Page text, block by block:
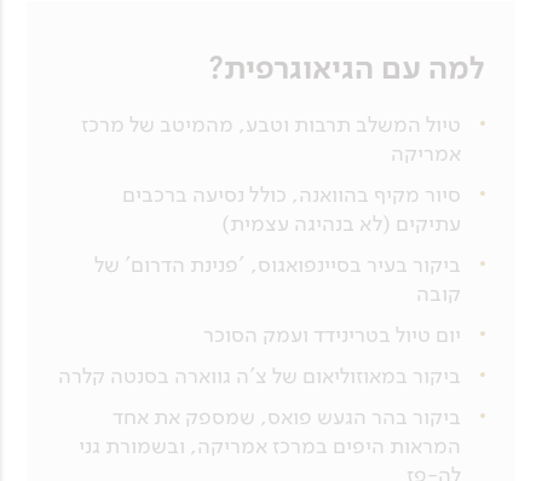
למה עם הגיאוגרפית?
טיול המשלב תרבות וטבע, מהמיטב של מרכז
אמריקה
סיור מקיף בהוואנה, כולל נסיעה ברכבים
עתיקים (לא בנהיגה עצמית)
ביקור בעיר בסיינפואגוס, 'פנינת הדרום' של
קובה
יום טיול בטרינידד ועמק הסוכר
ביקור במאוזוליאום של צ'ה גווארה בסנטה קלרה
ביקור בהר הגעש פואס, שמספק את אחד
המראות היפים במרכז אמריקה, ובשמורת גני
לה-פז